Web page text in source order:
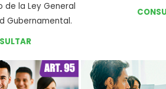
de la Ley General
Gubernamental.